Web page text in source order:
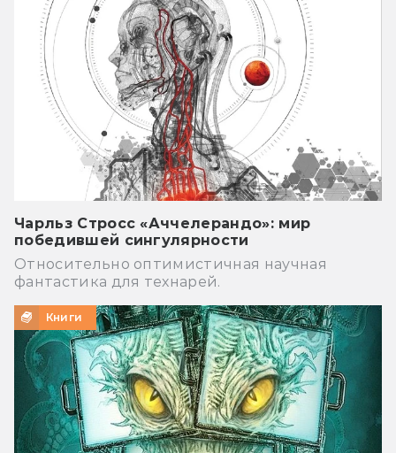
Чарльз Стросс «Аччелерандо»: мир
победившей сингулярности
Относительно оптимистичная научная
фантастика для технарей.
Книги